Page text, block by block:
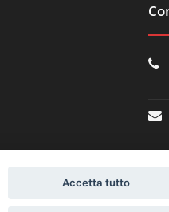
Accetta tutto